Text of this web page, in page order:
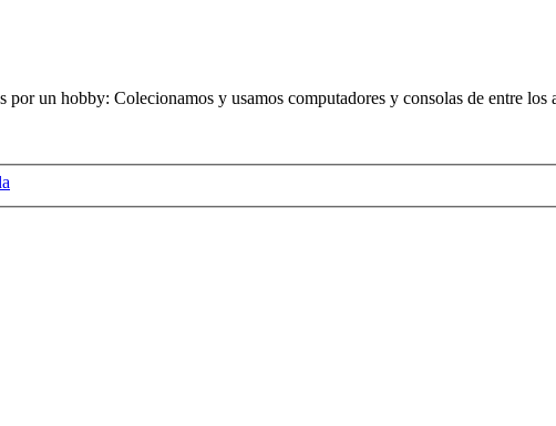
un hobby: Colecionamos y usamos computadores y consolas de entre los